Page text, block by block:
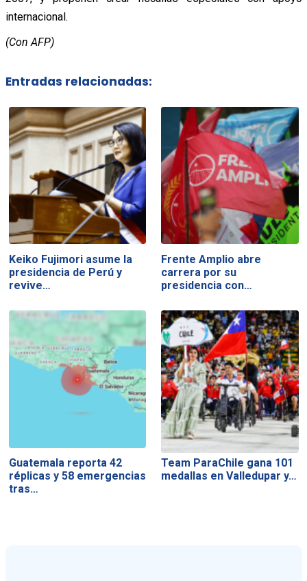
internacional.
(Con AFP)
Entradas relacionadas:
Keiko Fujimori asume la
presidencia de Perú y
revive…
Frente Amplio abre
carrera por su
presidencia con…
Guatemala reporta 42
réplicas y 58 emergencias
tras…
Team ParaChile gana 101
medallas en Valledupar y…